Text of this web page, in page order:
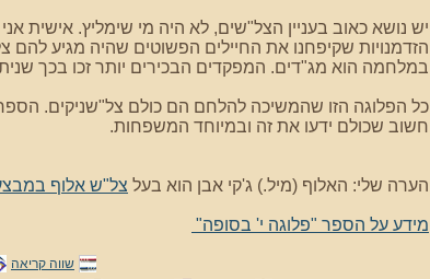
יש נושא כאוב בעניין הצל"שים, לא היה מי שימליץ. אישית
הזדמנויות שקיפחנו את החיילים הפשוטים שהיה מגיע
במלחמה הוא מג"דים. המפקדים הבכירים יותר זכו בכך
כל הפלוגה הזו שהמשיכה להלחם הם כולם צל"שניקים.
חשוב שכולם ידעו את זה ובמיוחד המשפחות.
הערה שלי: האלוף (מיל.) ג'קי אבן הוא בעל צל"ש אלוף
מידע על הספר "פלוגה י' בסופה"
שווה קריאה